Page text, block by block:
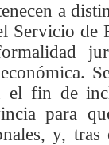
a
Servicio de
el fin de
para
y,